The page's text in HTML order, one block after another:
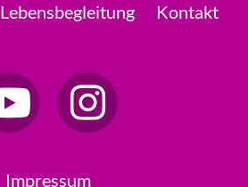
Lebensbegleitung Kontakt
Impressum